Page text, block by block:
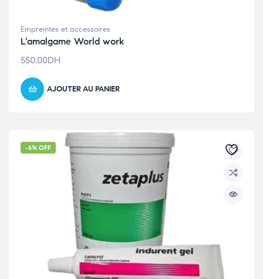
Empreintes et accessoires
L’amalgame World work
550.00DH
AJOUTER AU PANIER
-6% OFF